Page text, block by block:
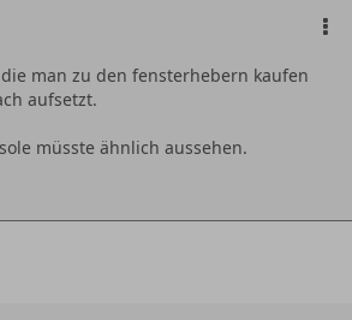
man zu den fensterhebern kaufen
aufsetzt.
müsste ähnlich aussehen.